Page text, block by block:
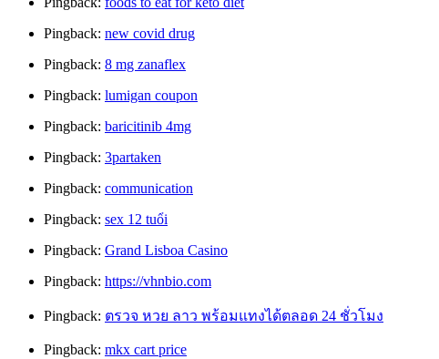
Pingback: new covid drug
Pingback: 8 mg zanaflex
Pingback: lumigan coupon
Pingback: baricitinib 4mg
Pingback: 3partaken
Pingback: communication
Pingback: sex 12 tuổi
Pingback: Grand Lisboa Casino
Pingback: https://vhnbio.com
Pingback: ตรวจ หวย ลาว พร้อมแทงได้ตลอด 24 ชั่วโมง
Pingback: mkx cart price